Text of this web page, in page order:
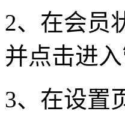
2、在会员
并点击进入
3、在设置